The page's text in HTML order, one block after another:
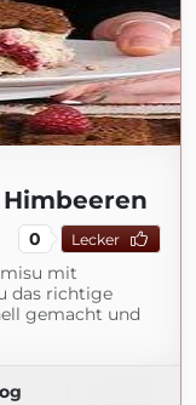
0 Lecker
mit
das richtige
gemacht und